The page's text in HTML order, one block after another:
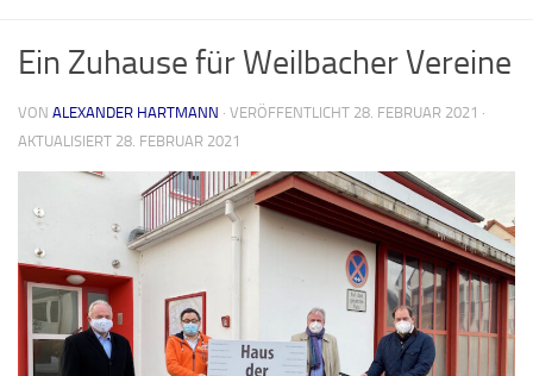
Ein Zuhause für Weilbacher Vereine
VON ALEXANDER HARTMANN · VERÖFFENTLICHT 28. FEBRUAR 2021 ·
AKTUALISIERT 28. FEBRUAR 2021